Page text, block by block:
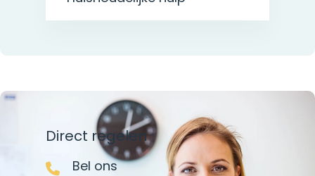
Direct regelen
Bel ons